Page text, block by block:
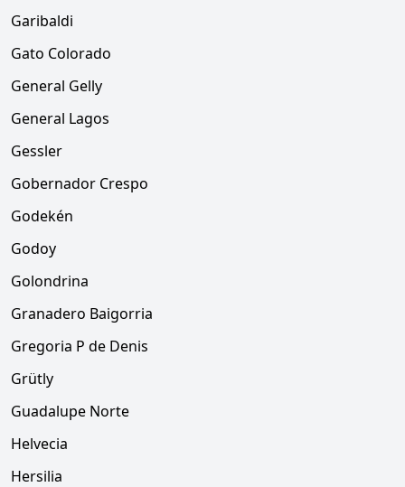
Garibaldi
Gato Colorado
General Gelly
General Lagos
Gessler
Gobernador Crespo
Godekén
Godoy
Golondrina
Granadero Baigorria
Gregoria P de Denis
Grütly
Guadalupe Norte
Helvecia
Hersilia